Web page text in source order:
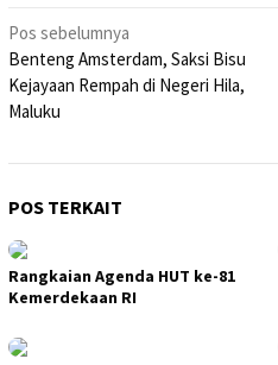
Navigasi
pos
Pos sebelumnya
Benteng Amsterdam, Saksi Bisu
Kejayaan Rempah di Negeri Hila,
Maluku
POS TERKAIT
Rangkaian Agenda HUT ke-81
Kemerdekaan RI